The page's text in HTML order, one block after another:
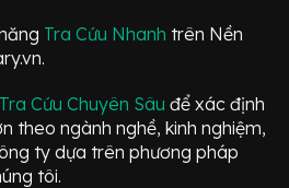
Tra Cứu Nhanh trên Nền
Tra Cứu Chuyên Sâuđể xác định
theo ngành nghề, kinh nghiệm,
ty dựa trên phương pháp
tôi.